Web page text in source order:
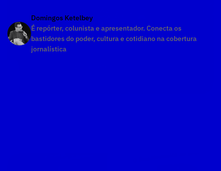
Domingos Ketelbey
É repórter, colunista e apresentador. Conecta os
bastidores do poder, cultura e cotidiano na cobertura
jornalística